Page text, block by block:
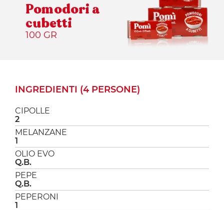
Pomodori a
cubetti
100 GR
INGREDIENTI (4 PERSONE)
CIPOLLE
2
MELANZANE
1
OLIO EVO
Q.B.
PEPE
Q.B.
PEPERONI
1